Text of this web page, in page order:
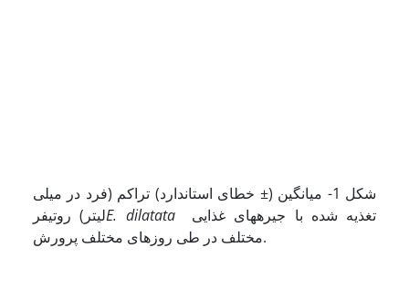
شکل 1- میانگین (± خطای استاندارد) تراکم (فرد در میلی
لیتر) روتیفرE. dilatata
تغذیه شده با جیره­های غذایی
مختلف در طی روزهای مختلف پرورش.